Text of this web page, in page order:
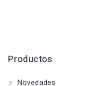
Productos
Novedades